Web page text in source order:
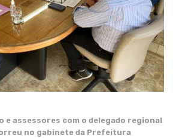
assessores com o delegado regional
no gabinete da Prefeitura